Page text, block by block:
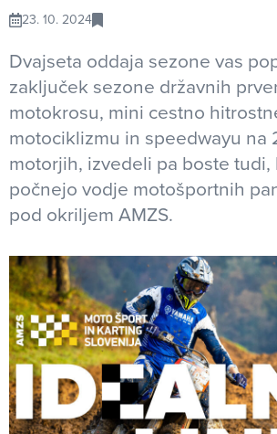
23. 10. 2024
Dvajseta oddaja sezone vas
zaključek sezone državnih
motokrosu, mini cestno
motociklizmu in speedwayu na
motorjih, izvedeli pa boste tudi,
počnejo vodje motošportnih
pod okriljem AMZS.